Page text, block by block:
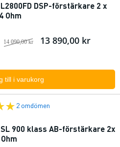
DSP-förstärkare 2 x
Ohm
14 090,00 kr 13 890,00 kr
till i varukorg
2 omdömen
900 klass AB-förstärkare 2x